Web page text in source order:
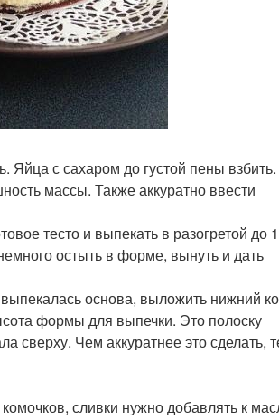
Яйца с сахаром до густой пены взбить.
массы. Также аккуратно ввести
тесто и выпекать в разогретой до
остыть в форме, вынуть и дать
основа, выложить нижний
формы для выпечки. Это полоску
сверху. Чем аккуратнее это сделать,
сливки нужно добавлять к